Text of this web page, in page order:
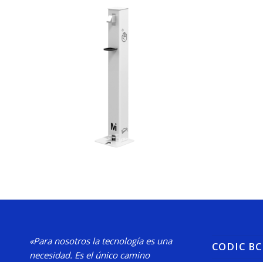
«Para nosotros la tecnología es una
necesidad. Es el único camino
CODIC